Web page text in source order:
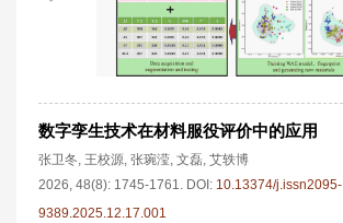
数字孪生技术在材料服役评价中的应用
张卫冬, 王校源, 张琬滢, 文磊, 艾轶博
2026, 48(8): 1745-1761. DOI: 10.13374/j.issn2095-
9389.2025.12.17.001